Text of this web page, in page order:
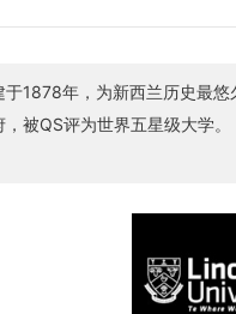
于1878年，为新西兰历史最
被QS评为世界五星级大学。